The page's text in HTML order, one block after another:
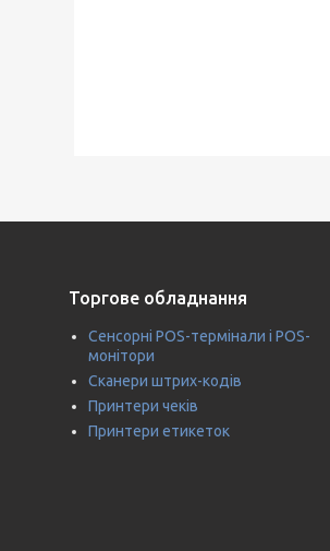
Торгове обладнання
Сенсорні POS-термінали і POS-
монітори
Сканери штрих-кодів
Принтери чеків
Принтери етикеток